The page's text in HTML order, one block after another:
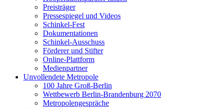
Preisträger
Pressespiegel und Videos
Schinkel-Fest
Dokumentationen
Schinkel-Ausschuss
Förderer und Stifter
Online-Plattform
Medienpartner
Unvollendete Metropole
100 Jahre Groß-Berlin
Wettbewerb Berlin-Brandenburg 2070
Metropolengespräche